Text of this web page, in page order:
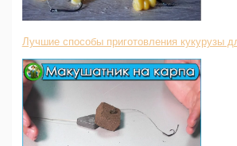
Лучшие способы приготовления кукурузы